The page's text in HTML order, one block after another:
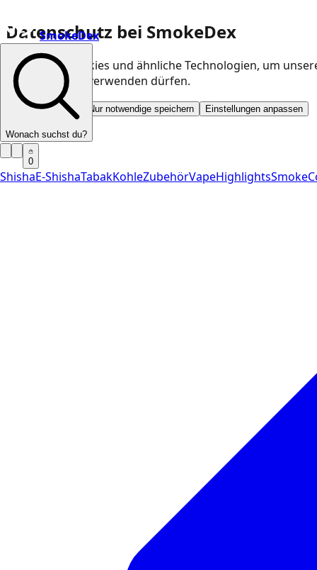
Datenschutz bei SmokeDex
Wir nutzen Cookies und ähnliche Technologien, um
Kategorien wir verwenden dürfen.
Alle akzeptieren Nur notwendige speichern Einstellungen anpassen
SmokeDex
Wonach suchst du?
0
ShishaE-ShishaTabakKohleZubehörVapeHighlights